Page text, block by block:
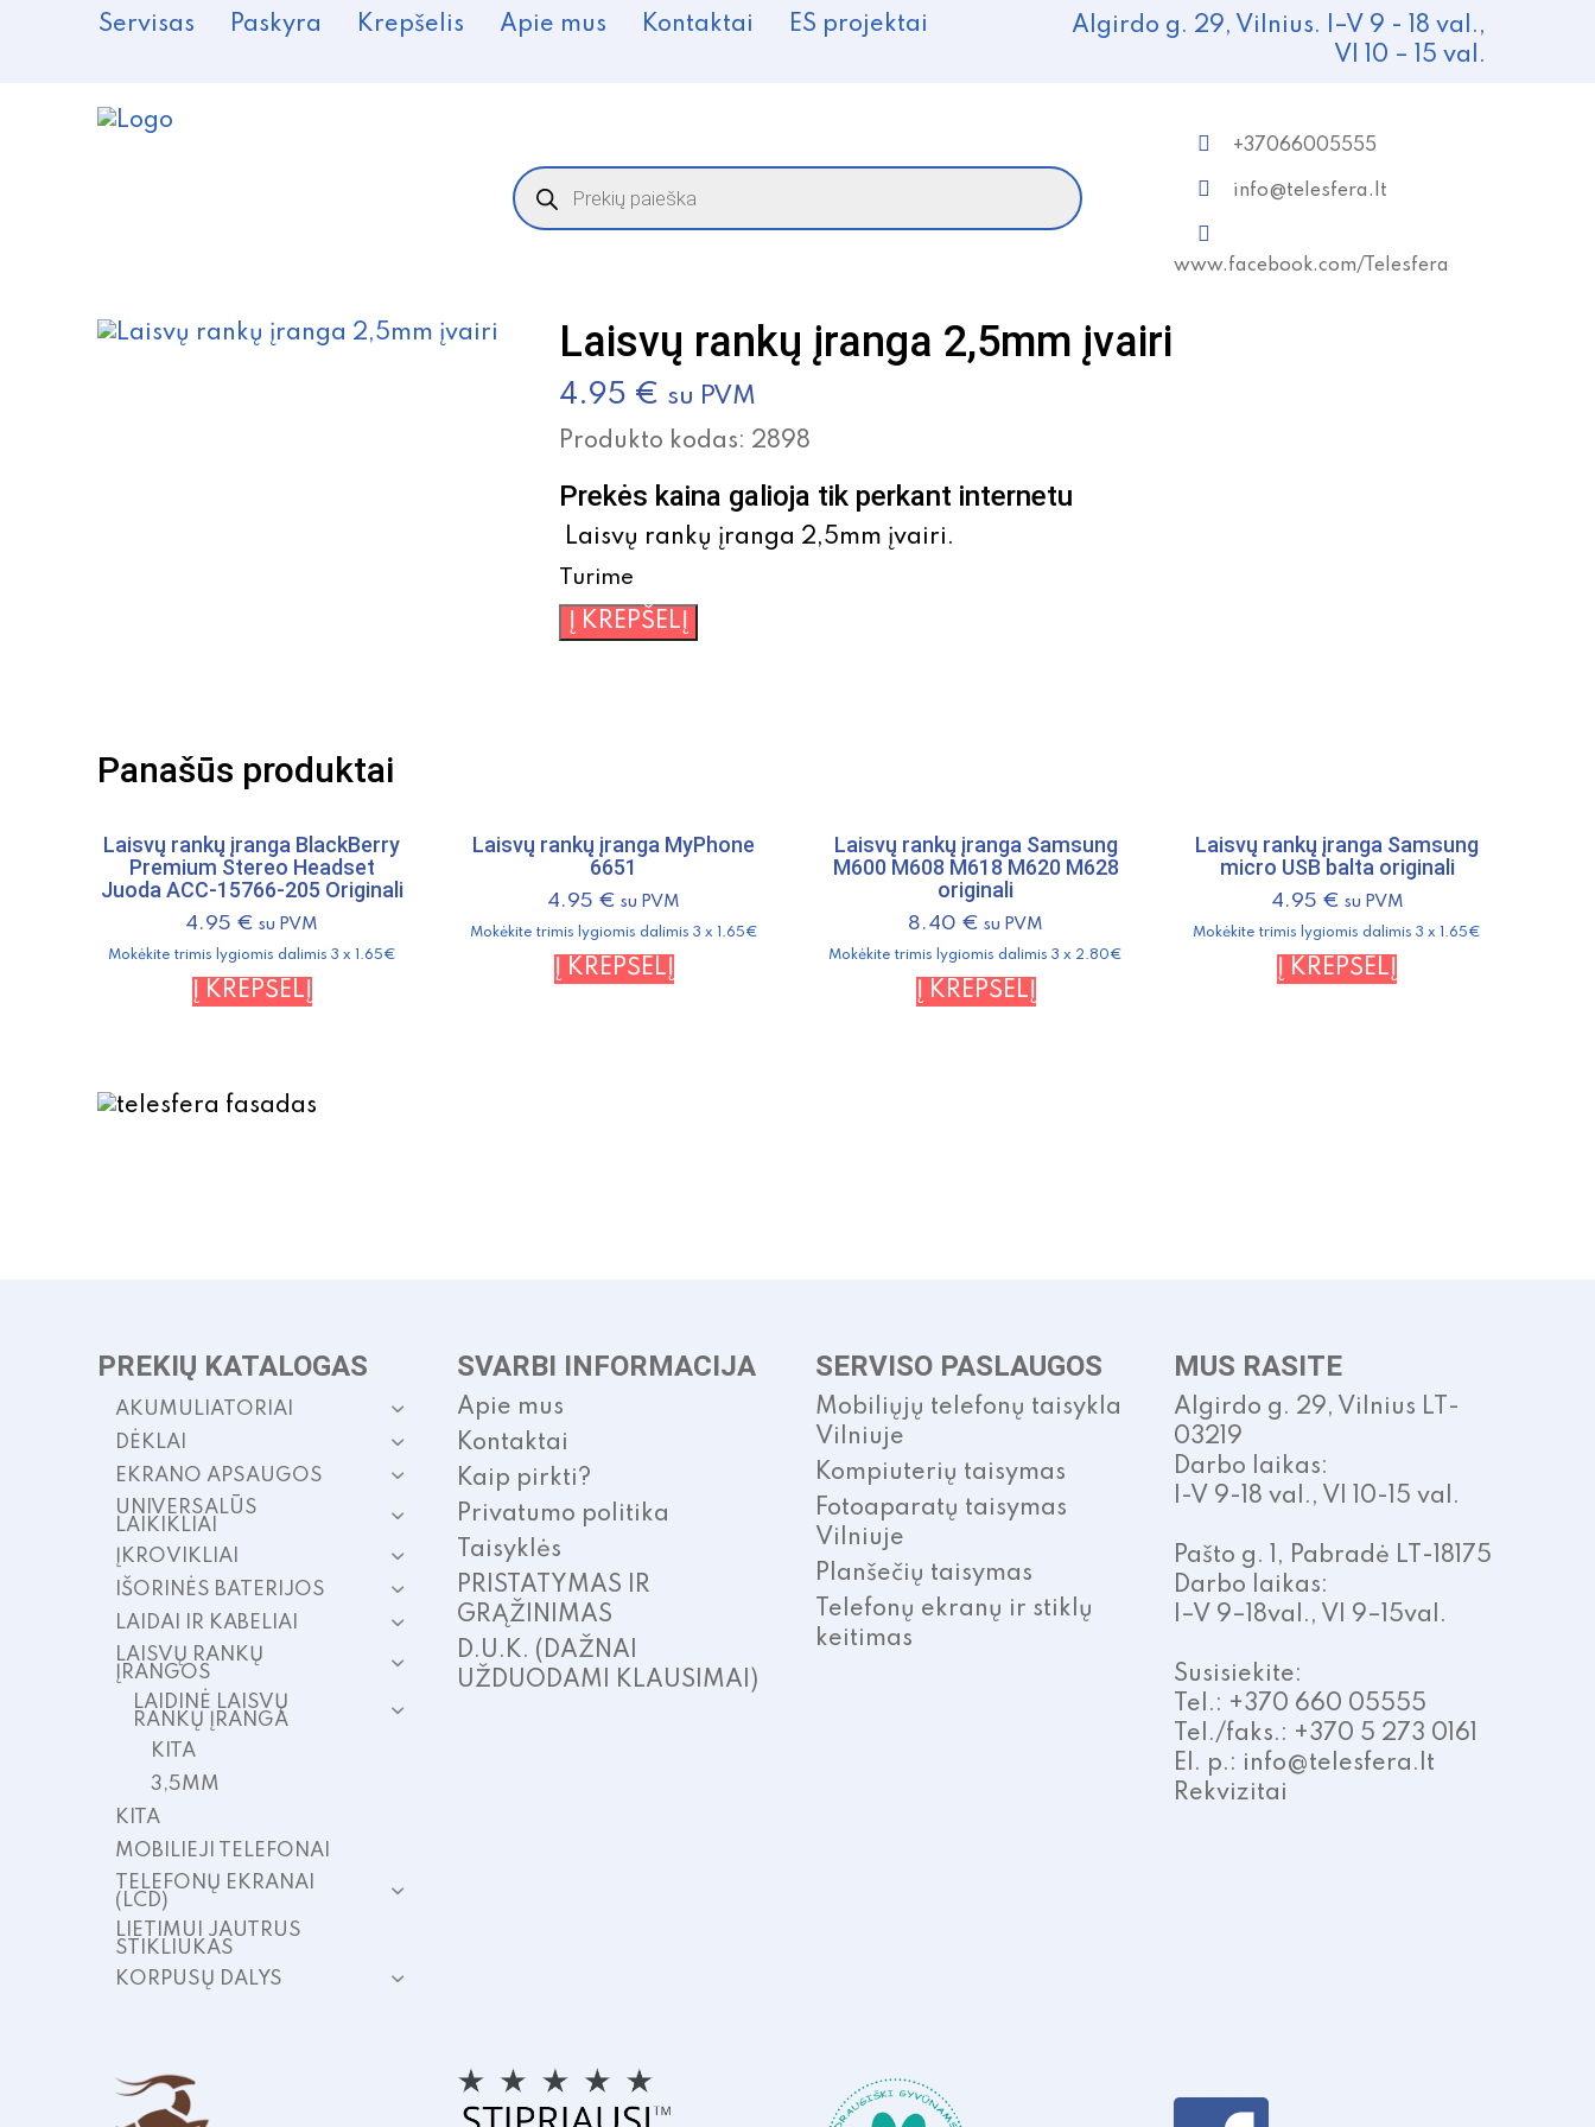
Servisas Paskyra Krepšelis Apie mus Kontaktai ES projektai
Algirdo g. 29, Vilnius. I–V 9 - 18 val.,
VI 10 – 15 val.
Products
search
+37066005555
info@telesfera.lt
www.facebook.com/Telesfera
Laisvų rankų įranga 2,5mm įvairi
4.95 € su PVM
Produkto kodas: 2898
Prekės kaina galioja tik perkant internetu
Laisvų rankų įranga 2,5mm įvairi.
Turime
produkto
kiekis:
Į KREPŠELĮ
Panašūs produktai
Laisvų rankų įranga BlackBerry
Premium Stereo Headset
Juoda ACC-15766-205 Originali
4.95 € su PVM
Mokėkite trimis lygiomis dalimis 3 x 1.65€
Į KREPŠELĮ
Laisvų rankų įranga MyPhone
6651
4.95 € su PVM
Mokėkite trimis lygiomis dalimis 3 x 1.65€
Į KREPŠELĮ
Laisvų rankų įranga Samsung
M600 M608 M618 M620 M628
originali
8.40 € su PVM
Mokėkite trimis lygiomis dalimis 3 x 2.80€
Į KREPŠELĮ
Laisvų rankų įranga Samsung
micro USB balta originali
4.95 € su PVM
Mokėkite trimis lygiomis dalimis 3 x 1.65€
Į KREPŠELĮ
PREKIŲ KATALOGAS
AKUMULIATORIAI
DĖKLAI
EKRANO APSAUGOS
UNIVERSALŪS
LAIKIKLIAI
ĮKROVIKLIAI
IŠORINĖS BATERIJOS
LAIDAI IR KABELIAI
LAISVŲ RANKŲ
ĮRANGOS
LAIDINĖ LAISVŲ
RANKŲ ĮRANGA
KITA
3,5MM
KITA
MOBILIEJI TELEFONAI
TELEFONŲ EKRANAI
(LCD)
LIETIMUI JAUTRUS
STIKLIUKAS
KORPUSŲ DALYS
SVARBI INFORMACIJA
Apie mus
Kontaktai
Kaip pirkti?
Privatumo politika
Taisyklės
PRISTATYMAS IR
GRĄŽINIMAS
D.U.K. (DAŽNAI
UŽDUODAMI KLAUSIMAI)
SERVISO PASLAUGOS
Mobiliųjų telefonų taisykla
Vilniuje
Kompiuterių taisymas
Fotoaparatų taisymas
Vilniuje
Planšečių taisymas
Telefonų ekranų ir stiklų
keitimas
MUS RASITE
Algirdo g. 29, Vilnius LT-
03219
Darbo laikas:
I-V 9-18 val., VI 10-15 val.
Pašto g. 1, Pabradė LT-18175
Darbo laikas:
I–V 9–18val., VI 9–15val.
Susisiekite:
Tel.: +370 660 05555
Tel./faks.: +370 5 273 0161
El. p.: info@telesfera.lt
Rekvizitai